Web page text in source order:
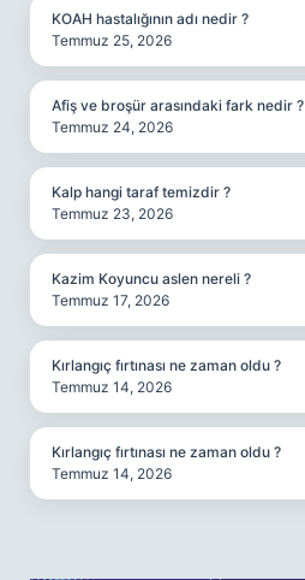
KOAH hastalığının adı nedir ?
Temmuz 25, 2026
Afiş ve broşür arasındaki fark nedir ?
Temmuz 24, 2026
Kalp hangi taraf temizdir ?
Temmuz 23, 2026
Kazim Koyuncu aslen nereli ?
Temmuz 17, 2026
Kırlangıç fırtınası ne zaman oldu ?
Temmuz 14, 2026
Kırlangıç fırtınası ne zaman oldu ?
Temmuz 14, 2026